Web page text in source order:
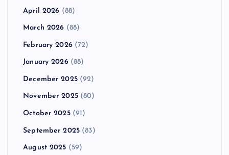
April 2026 (88)
March 2026 (88)
February 2026(72)
January 2026(88)
December 2025(92)
November 2025(80)
October 2025(91)
September 2025 (83)
August 2025 (59)